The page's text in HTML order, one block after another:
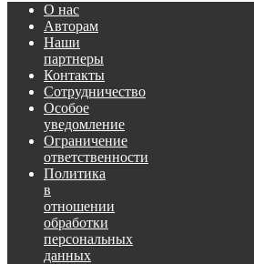
О нас
Авторам
Наши
партнеры
Контакты
Сотрудничество
Особое
уведомление
Ограничение
ответственности
Политика
в
отношении
обработки
персональных
данных